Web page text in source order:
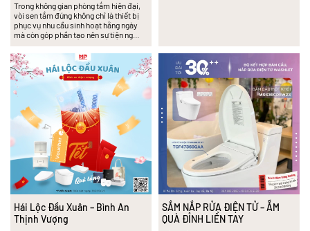
Trong không gian phòng tắm hiện đại,
vòi sen tắm đứng không chỉ là thiết bị
phục vụ nhu cầu sinh hoạt hằng ngày
mà còn góp phần tạo nên sự tiện ng…
Hái Lộc Đầu Xuân – Bình An
Thịnh Vượng
SẮM NẮP RỬA ĐIỆN TỬ – ẴM
QUÀ ĐỈNH LIỀN TAY